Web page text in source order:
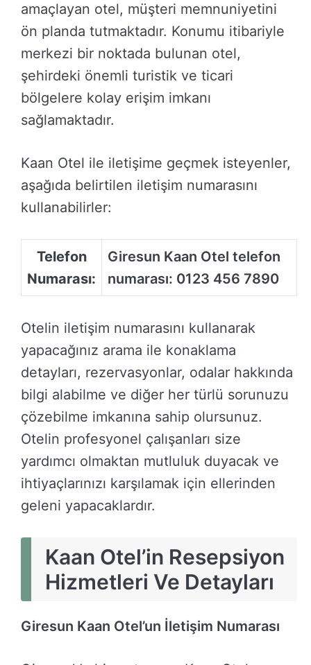
amaçlayan otel, müşteri memnuniyetini
ön planda tutmaktadır. Konumu itibariyle
merkezi bir noktada bulunan otel,
şehirdeki önemli turistik ve ticari
bölgelere kolay erişim imkanı
sağlamaktadır.
Kaan Otel ile iletişime geçmek isteyenler,
aşağıda belirtilen iletişim numarasını
kullanabilirler:
Telefon
Numarası:
Giresun Kaan Otel telefon
numarası: 0123 456 7890
Otelin iletişim numarasını kullanarak
yapacağınız arama ile konaklama
detayları, rezervasyonlar, odalar hakkında
bilgi alabilme ve diğer her türlü sorunuzu
çözebilme imkanına sahip olursunuz.
Otelin profesyonel çalışanları size
yardımcı olmaktan mutluluk duyacak ve
ihtiyaçlarınızı karşılamak için ellerinden
geleni yapacaklardır.
Kaan Otel’in Resepsiyon
Hizmetleri Ve Detayları
Giresun Kaan Otel’un İletişim Numarası